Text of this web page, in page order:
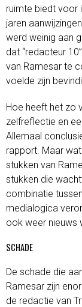
ruimte biedt voor
jaren
werd weinig aan
dat “redacteur
van Ramesar te
voelde zijn
Hoe heeft het zo
zelfreflectie en
Allemaal
rapport. Maar
stukken van
stukken die
combinatie
medialogica
ook weer nieuws
SCHADE
De schade die
Ramesar zijn
de redactie van